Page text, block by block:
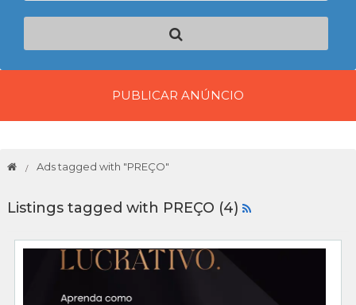
PUBLICAR ANÚNCIO
Ads tagged with "PREÇO"
Listings tagged with PREÇO (4)